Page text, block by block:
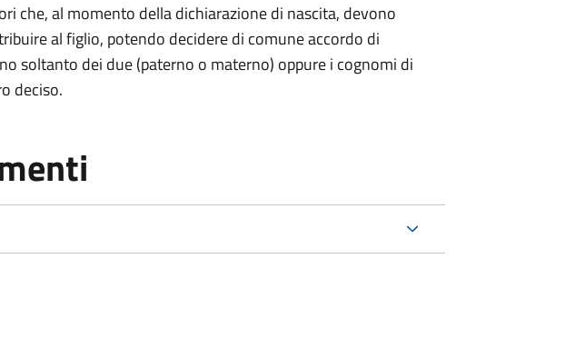
che, al momento della dichiarazione di nascita, devono
al figlio, potendo decidere di comune accordo di
soltanto dei due (paterno o materno) oppure i cognomi di
deciso.